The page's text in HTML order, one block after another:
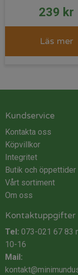
239 kr
Läs mer
Kundservice
Kontakta oss
Köpvillkor
Integritet
Butik och öppettider
Vårt sortiment
Om oss
Kontaktuppgifter
Tel: 073-021 67 83
10-16
Mail: